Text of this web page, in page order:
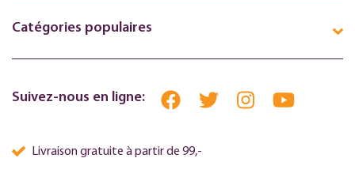
Catégories populaires
Suivez-nous en ligne:
Livraison gratuite à partir de 99,-